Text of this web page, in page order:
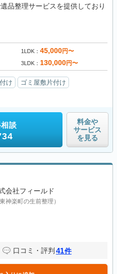
品整理サービスを提供しており
1LDK 45,000円〜
3LDK 130,000円〜
け
ゴミ屋敷片付け
談
料金や
サービス
を見る
会社フィールド
神楽町の生前整理）
口コミ・評判 41件